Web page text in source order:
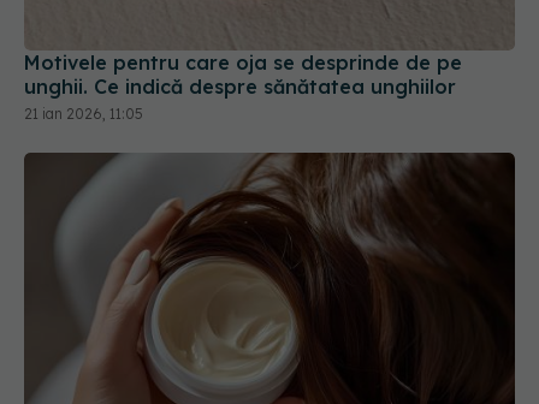
Motivele pentru care oja se desprinde de pe
21 ian 2026, 11:05
Masca esențială pentru un păr rezistent și